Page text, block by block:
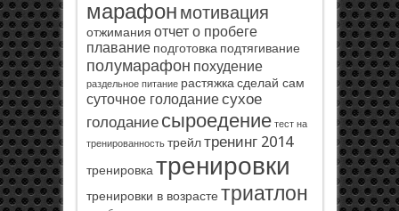
марафон мотивация
отжимания отчет о пробеге
плавание подготовка подтягивание
полумарафон похудение
раздельное питание растяжка сделай сам
суточное голоданиесухое
голодание сыроедение тест на
тренированность трейл тренинг 2014
тренировка тренировки
тренировки в возрасте триатлон